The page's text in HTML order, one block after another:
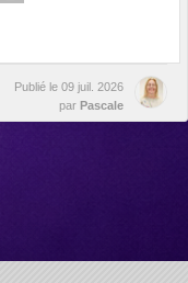
Publié le 09 juil. 2026
par Pascale